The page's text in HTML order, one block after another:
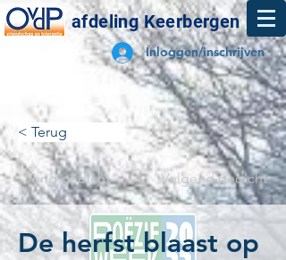
afdeling Keerbergen
Inloggen/inschrijven
< Terug
Vorig gedicht Volgend gedicht
De herfst blaast op